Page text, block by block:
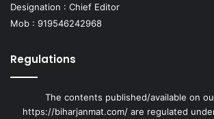
Designation : Chief Editor
Mob : 919546242968
Regulations
The contents published/available on
https://biharjanmat.com/ are regulated